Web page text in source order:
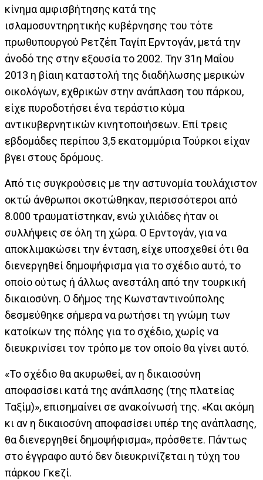
κίνημα αμφισβήτησης κατά της
ισλαμοσυντηρητικής κυβέρνησης του τότε
πρωθυπουργού Ρετζέπ Ταγίπ Ερντογάν, μετά την
άνοδό της στην εξουσία το 2002. Την 31η Μαΐου
2013 η βίαιη καταστολή της διαδήλωσης μερικών
οικολόγων, εχθρικών στην ανάπλαση του πάρκου,
είχε πυροδοτήσει ένα τεράστιο κύμα
αντικυβερνητικών κινητοποιήσεων. Επί τρεις
εβδομάδες περίπου 3,5 εκατομμύρια Τούρκοι είχαν
βγει στους δρόμους.
Από τις συγκρούσεις με την αστυνομία τουλάχιστον
οκτώ άνθρωποι σκοτώθηκαν, περισσότεροι από
8.000 τραυματίστηκαν, ενώ χιλιάδες ήταν οι
συλλήψεις σε όλη τη χώρα. Ο Ερντογάν, για να
αποκλιμακώσει την ένταση, είχε υποσχεθεί ότι θα
διενεργηθεί δημοψήφισμα για το σχέδιο αυτό, το
οποίο ούτως ή άλλως ανεστάλη από την τουρκική
δικαιοσύνη. Ο δήμος της Κωνσταντινούπολης
δεσμεύθηκε σήμερα να ρωτήσει τη γνώμη των
κατοίκων της πόλης για το σχέδιο, χωρίς να
διευκρινίσει τον τρόπο με τον οποίο θα γίνει αυτό.
«Το σχέδιο θα ακυρωθεί, αν η δικαιοσύνη
αποφασίσει κατά της ανάπλασης (της πλατείας
Ταξίμ)», επισημαίνει σε ανακοίνωσή της. «Και ακόμη
κι αν η δικαιοσύνη αποφασίσει υπέρ της ανάπλασης,
θα διενεργηθεί δημοψήφισμα», πρόσθετε. Πάντως
στο έγγραφο αυτό δεν διευκρινίζεται η τύχη του
πάρκου Γκεζί.